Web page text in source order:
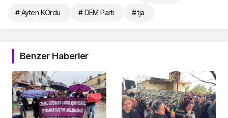
# Ayten KOrdu # DEM Parti # tja
Benzer Haberler